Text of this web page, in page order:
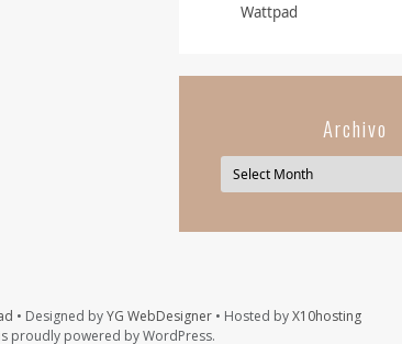
Wattpad
Archivo
• Designed byYG WebDesigner• Hosted byX10hosting
proudly powered by WordPress.